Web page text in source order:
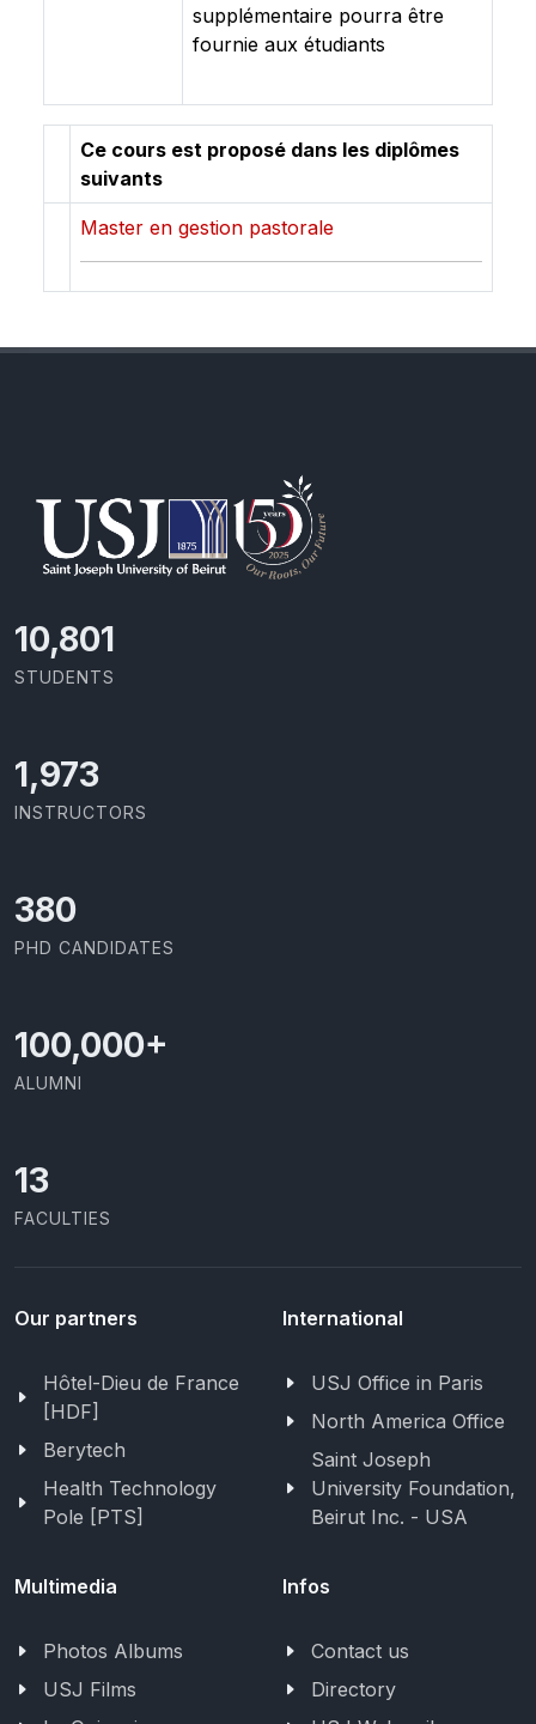
supplémentaire pourra être
fournie aux étudiants
Ce cours est proposé dans les diplômes
suivants
Master en gestion pastorale
11,727
STUDENTS
2,142
INSTRUCTORS
426
PHD CANDIDATES
100,000+
ALUMNI
13
FACULTIES
Our partners
Hôtel-Dieu de France
[HDF]
Berytech
Health Technology
Pole [PTS]
International
USJ Office in Paris
North America Office
Saint Joseph
University Foundation,
Beirut Inc. - USA
Multimedia
Photos Albums
USJ Films
Infos
Contact us
Directory